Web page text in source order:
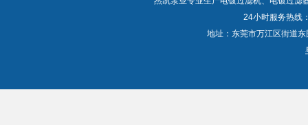
24小时服务热线
地址：东莞市万江区街道